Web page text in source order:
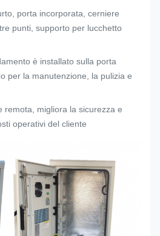
porta incorporata, cerniere
punti, supporto per lucchetto
è installato sulla porta
per la manutenzione, la pulizia e
remota, migliora la sicurezza e
operativi del cliente